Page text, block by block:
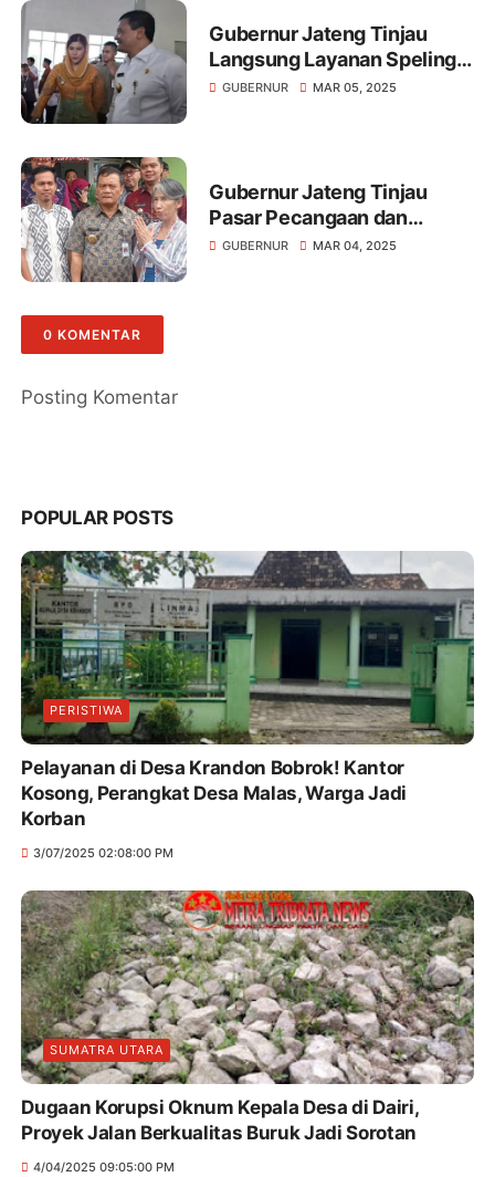
Prioritaskan Keselamatan
Warga
Gubernur Jateng Tinjau
Langsung Layanan Speling
di Kudus: Wujud Komitmen
Jangkau Pelosok
GUBERNUR MAR 05, 2025
Gubernur Jateng Tinjau
Pasar Pecangaan dan
Luncurkan Program
GUBERNUR MAR 04, 2025
0 KOMENTAR
Posting Komentar
POPULAR POSTS
PERISTIWA
Pelayanan di Desa Krandon Bobrok! Kantor
Kosong, Perangkat Desa Malas, Warga Jadi
Korban
3/07/2025 02:08:00 PM
SUMATRA UTARA
Dugaan Korupsi Oknum Kepala Desa di Dairi,
Proyek Jalan Berkualitas Buruk Jadi Sorotan
4/04/2025 09:05:00 PM